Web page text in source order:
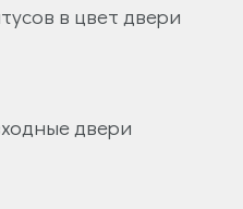
в цвет двери
двери